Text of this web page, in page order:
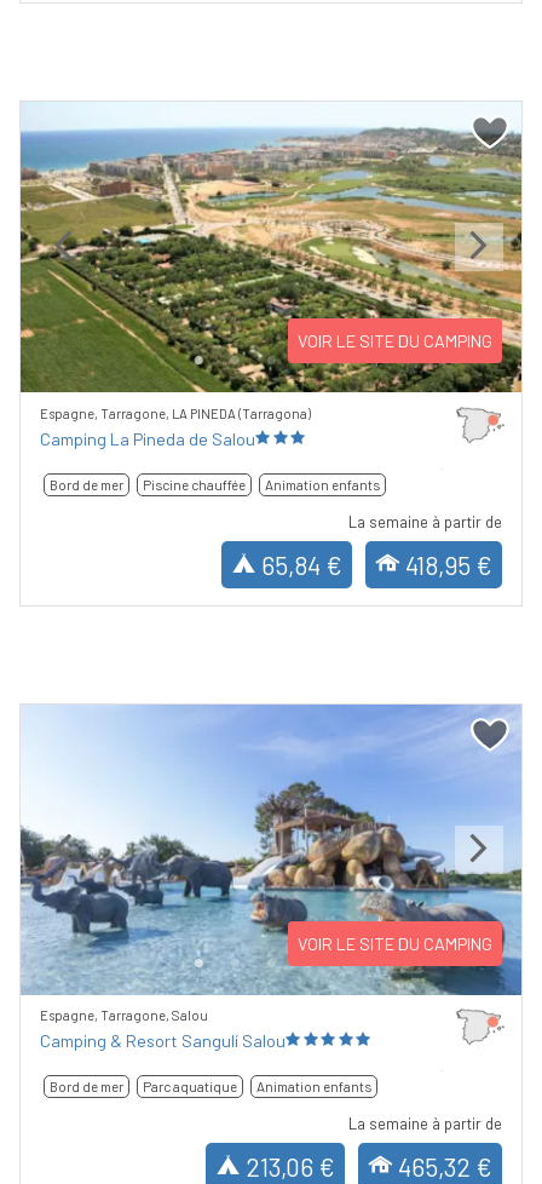
Previous Next
VOIR LE SITE DU CAMPING
Espagne, Tarragone, LA PINEDA (Tarragona)
Camping La Pineda de Salou
Bord de mer Piscine chauffée Animation enfants
La semaine à partir de
65,84 € 418,95 €
Previous Next
VOIR LE SITE DU CAMPING
Espagne, Tarragone, Salou
Camping & Resort Sangulí Salou
Bord de mer Parc aquatique Animation enfants
La semaine à partir de
213,06 € 465,32 €